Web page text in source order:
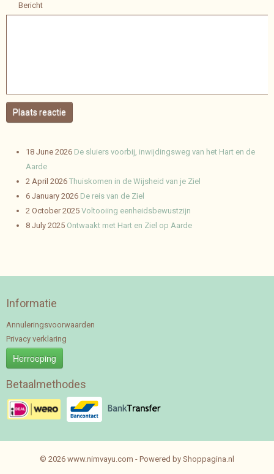
Bericht
Plaats reactie
18 June 2026 De sluiers voorbij, inwijdingsweg van het Hart en de
Aarde
2 April 2026 Thuiskomen in de Wijsheid van je Ziel
6 January 2026 De reis van de Ziel
2 October 2025 Voltooiing eenheidsbewustzijn
8 July 2025 Ontwaakt met Hart en Ziel op Aarde
Informatie
Annuleringsvoorwaarden
Privacy verklaring
Herroeping
Betaalmethodes
© 2026 www.nimvayu.com - Powered by Shoppagina.nl